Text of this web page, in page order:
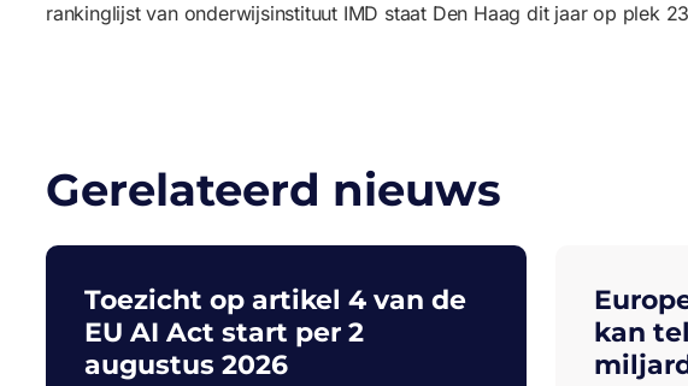
rankinglijst van onderwijsinstituut IMD staat Den Haag dit jaar op plek
Gerelateerd nieuws
Toezicht op artikel 4 van de
EU AI Act start per 2
augustus 2026
kan